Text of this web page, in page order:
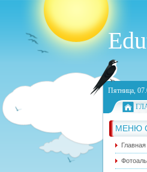
Пятница,
МЕНЮ
Главная